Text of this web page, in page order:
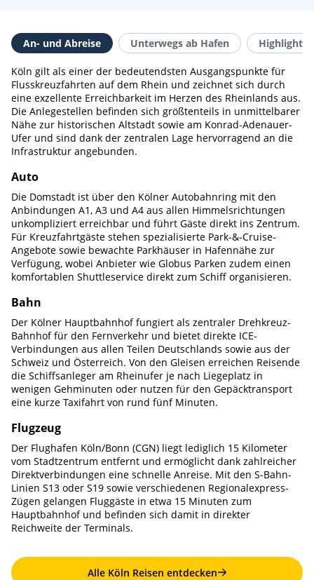
An- und Abreise Unterwegs ab Hafen Highlights
Köln gilt als einer der bedeutendsten Ausgangspunkte für
Flusskreuzfahrten auf dem Rhein und zeichnet sich durch
eine exzellente Erreichbarkeit im Herzen des Rheinlands aus.
Die Anlegestellen befinden sich größtenteils in unmittelbarer
Nähe zur historischen Altstadt sowie am Konrad-Adenauer-
Ufer und sind dank der zentralen Lage hervorragend an die
Infrastruktur angebunden.
Auto
Die Domstadt ist über den Kölner Autobahnring mit den
Anbindungen A1, A3 und A4 aus allen Himmelsrichtungen
unkompliziert erreichbar und führt Gäste direkt ins Zentrum.
Für Kreuzfahrtgäste stehen spezialisierte Park-&-Cruise-
Angebote sowie bewachte Parkhäuser in Hafennähe zur
Verfügung, wobei Anbieter wie Globus Parken zudem einen
komfortablen Shuttleservice direkt zum Schiff organisieren.
Bahn
Der Kölner Hauptbahnhof fungiert als zentraler Drehkreuz-
Bahnhof für den Fernverkehr und bietet direkte ICE-
Verbindungen aus allen Teilen Deutschlands sowie aus der
Schweiz und Österreich. Von den Gleisen erreichen Reisende
die Schiffsanleger am Rheinufer je nach Liegeplatz in
wenigen Gehminuten oder nutzen für den Gepäcktransport
eine kurze Taxifahrt von rund fünf Minuten.
Flugzeug
Der Flughafen Köln/Bonn (CGN) liegt lediglich 15 Kilometer
vom Stadtzentrum entfernt und ermöglicht dank zahlreicher
Direktverbindungen eine schnelle Anreise. Mit den S-Bahn-
Linien S13 oder S19 sowie verschiedenen Regionalexpress-
Zügen gelangen Fluggäste in etwa 15 Minuten zum
Hauptbahnhof und befinden sich damit in direkter
Reichweite der Terminals.
Alle Köln Reisen entdecken